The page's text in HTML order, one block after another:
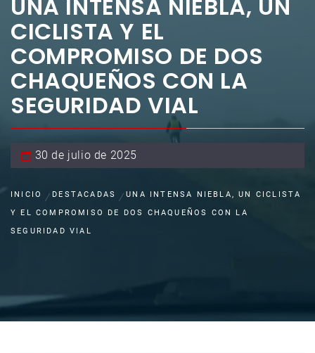
UNA INTENSA NIEBLA, UN
CICLISTA Y EL
COMPROMISO DE DOS
CHAQUEÑOS CON LA
SEGURIDAD VIAL
30 de julio de 2025
INICIO DESTACADAS
UNA INTENSA NIEBLA, UN CICLISTA
Y EL COMPROMISO DE DOS CHAQUEÑOS CON LA
SEGURIDAD VIAL